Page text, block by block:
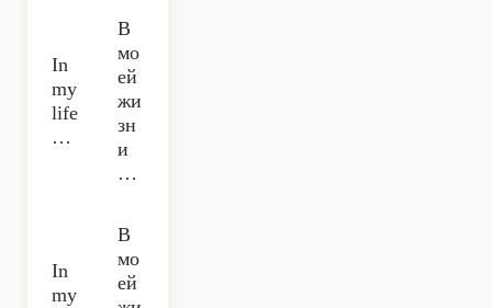
In
my
life
…
В
мо
ей
жи
зн
и
…
In
my
В
мо
ей